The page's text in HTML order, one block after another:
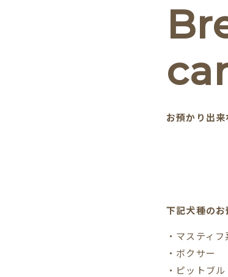
お預かり出
下記犬種のお
・マスティフ
・ボクサー
・ピットブル